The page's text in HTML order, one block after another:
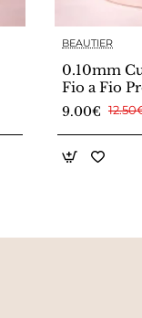
BEAUTIER
0.10mm
Fio a Fio
9.00€